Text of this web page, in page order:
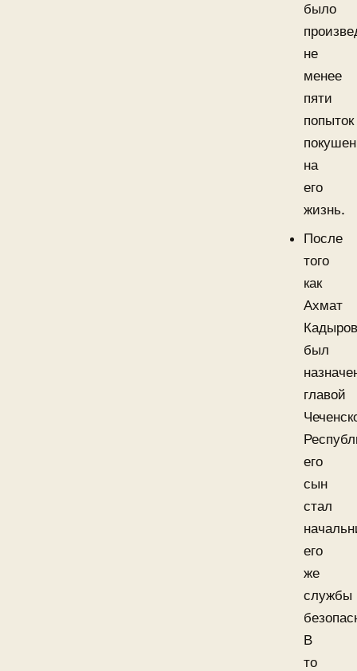
было
не
менее
пяти
попыток
на
его
жизнь.
После
того
как
Ахмат
был
главой
его
сын
стал
его
же
службы
В
то